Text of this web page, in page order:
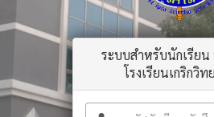
ระบบสำหรับนักเรีย
โรงเรียนเกริกวิท